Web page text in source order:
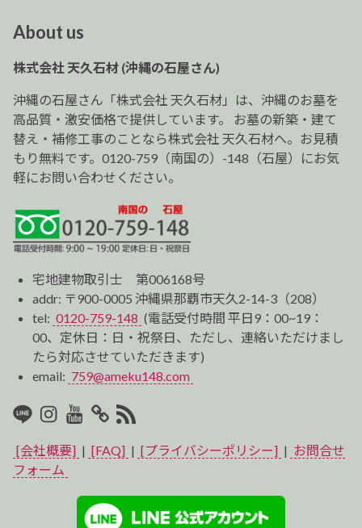
ゲ
ー
シ
ョ
ン
About us
株式会社 天久石材 (沖縄の石屋さん)
沖縄の石屋さん「株式会社 天久石材」は、沖縄のお墓を
高品質・激安価格で提供しています。 お墓の新築・建て
替え・補修工事のことなら株式会社 天久石材へ。お見積
もり無料です。0120-759（南国の）-148（石屋）にお気
軽にお問い合わせください。
宅地建物取引士 第006168号
addr: 〒900-0005 沖縄県那覇市天久2-14-3（208）
tel: 0120-759-148 (電話受付時間 平日9：00~19：
00、定休日：日・祝祭日、ただし、連絡いただけまし
たら対応させていただきます)
email: 759@ameku148.com
LINEInstagram
Youtube
マ
イ
ス
RSS2
[会社概要] | [FAQ] | [プライバシーポリシー] | お問合せ
フォーム